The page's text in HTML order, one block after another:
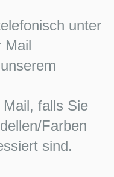
unter
Mail
falls Sie
Farben
sind.